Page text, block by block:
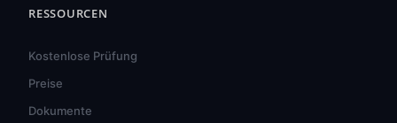
RESSOURCEN
Kostenlose Prüfung
Preise
Dokumente